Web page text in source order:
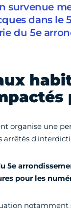
survenue
dans le
du 5e
organise une
arrêtés
pour les